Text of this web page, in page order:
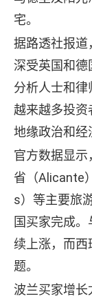
宅。
据路透社报道
深受英国和
分析人士和律
越来越多投资
地缘政治和经
官方数据显
省（Alicante
s）等主要旅
国买家完成
续上涨，而西
题。
波兰买家增